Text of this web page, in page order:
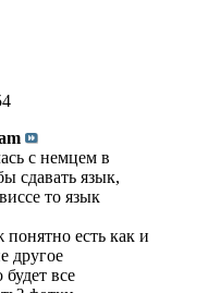
с немцем в
сдавать язык,
то язык
есть как и
другое
все